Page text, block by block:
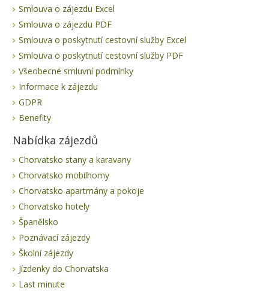
Smlouva o zájezdu Excel
Smlouva o zájezdu PDF
Smlouva o poskytnutí cestovní služby Excel
Smlouva o poskytnutí cestovní služby PDF
Všeobecné smluvní podmínky
Informace k zájezdu
GDPR
Benefity
Nabídka zájezdů
Chorvatsko stany a karavany
Chorvatsko mobilhomy
Chorvatsko apartmány a pokoje
Chorvatsko hotely
Španělsko
Poznávací zájezdy
Školní zájezdy
Jízdenky do Chorvatska
Last minute